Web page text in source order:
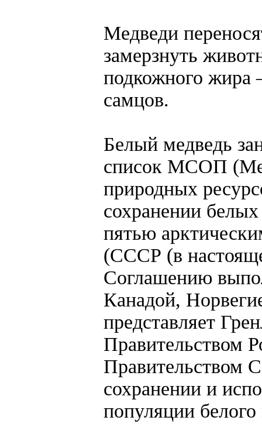
Медведи
замерзнуть
подкожного жира
самцов.
Белый медведь
список МСОП
природных
сохранении
пятью
(СССР (в
Соглашению
Канадой,
представляет
Правительством
Правительством
сохранении и
популяции